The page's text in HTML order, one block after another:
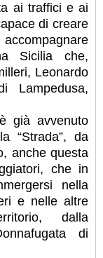
ai traffici e ai
di creare
Sicilia che,
Leonardo
Lampedusa,
già avvenuto
“Strada”, da
anche questa
che in
nella
e nelle altre
dalla
di